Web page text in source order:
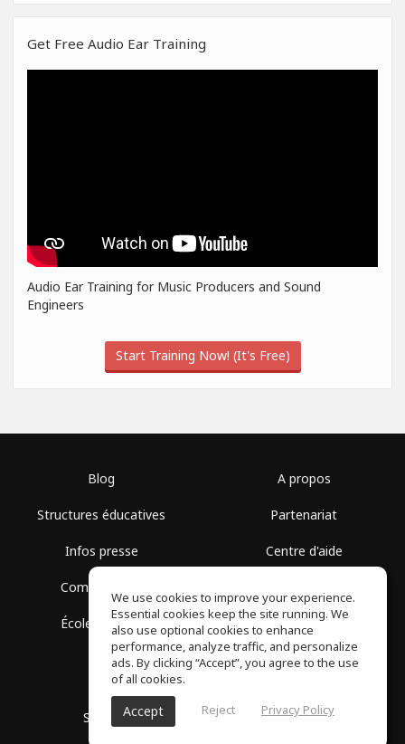
Get Free Audio Ear Training
Audio Ear Training for Music Producers and Sound
Engineers
Start Training Now! (It's Free)
Blog
Structures éducatives
Infos presse
Communauté
École gratuite
A propos
Partenariat
Centre d'aide
Politique de confidentialité
SoundGym, Tous droits réservés © 2026
We use cookies to improve your experience.
Essential cookies keep the site running. We
also use optional cookies to enhance
performance, analyze traffic, and personalize
ads. By clicking “Accept”, you agree to the use
of all cookies.
Accept Reject Privacy Policy